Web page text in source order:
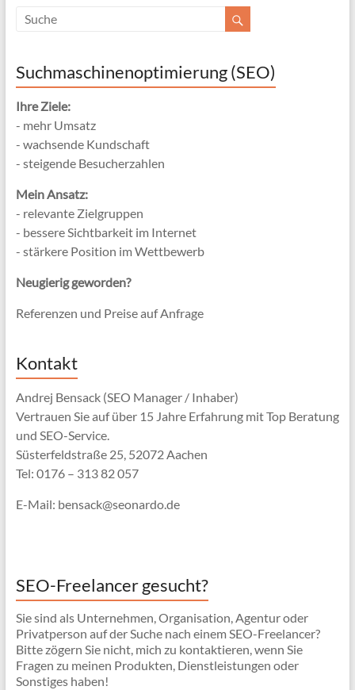
Suchmaschinenoptimierung (SEO)
Ihre Ziele:
- mehr Umsatz
- wachsende Kundschaft
- steigende Besucherzahlen
Mein Ansatz:
- relevante Zielgruppen
- bessere Sichtbarkeit im Internet
- stärkere Position im Wettbewerb
Neugierig geworden?
Referenzen und Preise auf Anfrage
Kontakt
Andrej Bensack (SEO Manager / Inhaber)
Vertrauen Sie auf über 15 Jahre Erfahrung mit Top Beratung
und SEO-Service.
Süsterfeldstraße 25, 52072 Aachen
Tel: 0176 – 313 82 057
E-Mail: bensack@seonardo.de
SEO-Freelancer gesucht?
Sie sind als Unternehmen, Organisation, Agentur oder
Privatperson auf der Suche nach einem SEO-Freelancer?
Bitte zögern Sie nicht, mich zu kontaktieren, wenn Sie
Fragen zu meinen Produkten, Dienstleistungen oder
Sonstiges haben!